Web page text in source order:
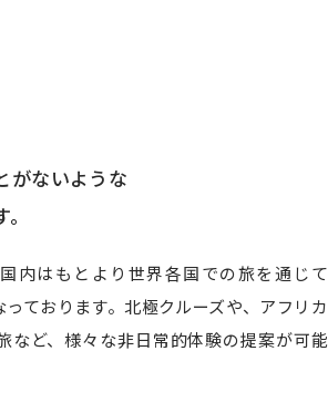
がないような
国内はもとより世界各国での旅を通じて
ております。北極クルーズや、アフリカ
など、様々な非日常的体験の提案が可能